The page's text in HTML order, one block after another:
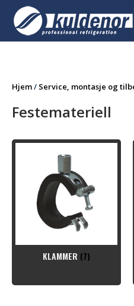
content
Hjem/ Service, montasje og
Festemateriell
KLAMMER (7)